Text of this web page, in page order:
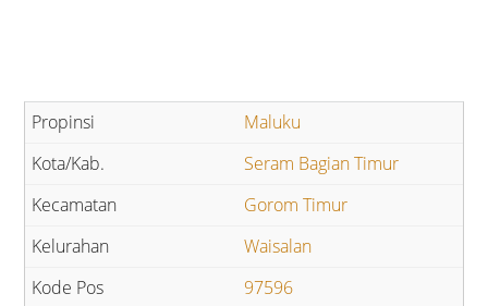
Maluku
Seram Bagian Timur
Gorom Timur
Waisalan
97596